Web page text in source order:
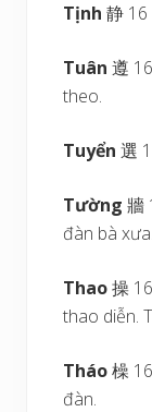
Tịnh静 16
Tuân遵
theo.
Tuyển 選
Tường 牆
đàn bà xưa.
Thao操
thao diễn.
Tháo橾
đàn.